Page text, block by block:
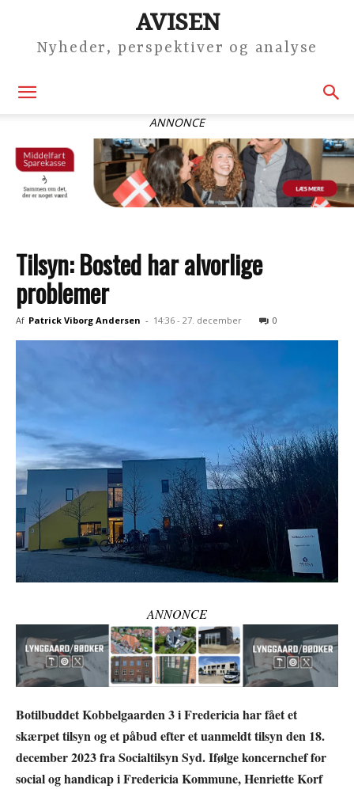
AVISEN
Nyheder, perspektiver og analyse
ANNONCE
Tilsyn: Bosted har alvorlige
problemer
Af Patrick Viborg Andersen - 14:36 - 27. december 0
ANNONCE
Botilbuddet Kobbelgaarden 3 i Fredericia har fået et
skærpet tilsyn og et påbud efter et uanmeldt tilsyn den 18.
december 2023 fra Socialtilsyn Syd. Ifølge koncernchef for
social og handicap i Fredericia Kommune, Henriette Korf